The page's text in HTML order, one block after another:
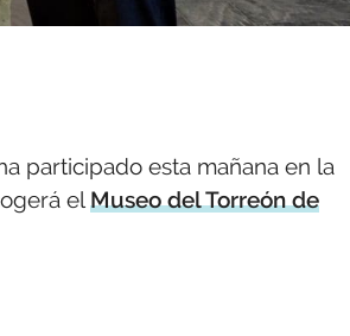
participado esta mañana en la
elMuseo del Torreón de